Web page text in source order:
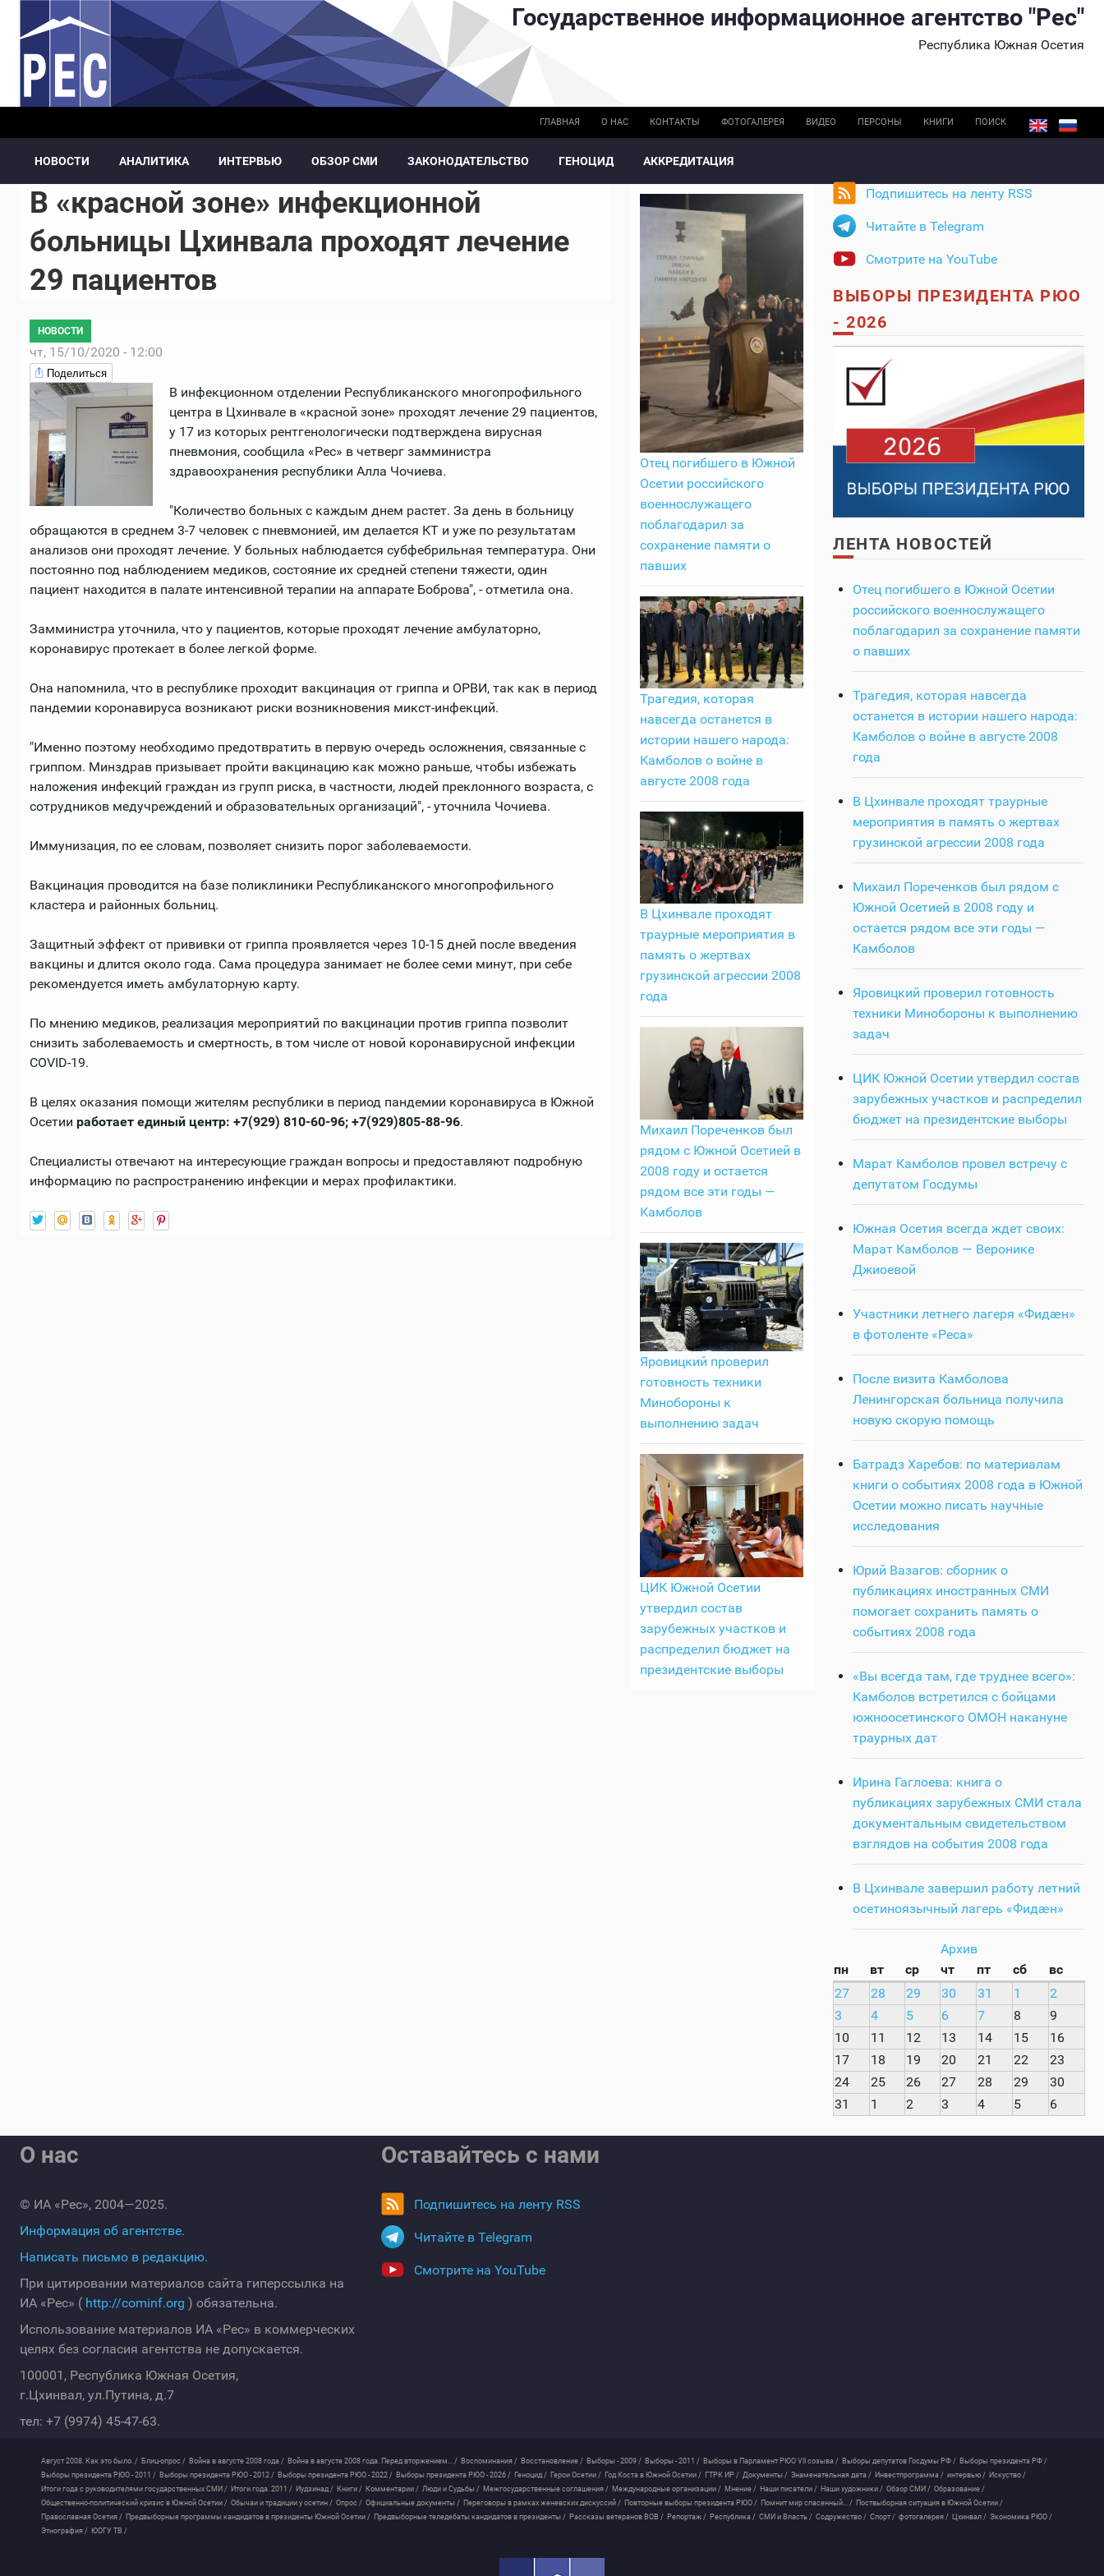
Перейти к основному содержанию Государственное информационное агентство "Рес"
Республика Южная Осетия
ГЛАВНАЯ О НАС КОНТАКТЫ ФОТОГАЛЕРЕЯ ВИДЕО ПЕРСОНЫ КНИГИ ПОИСК
НОВОСТИ АНАЛИТИКА ИНТЕРВЬЮ ОБЗОР СМИ ЗАКОНОДАТЕЛЬСТВО ГЕНОЦИД АККРЕДИТАЦИЯ
В «красной зоне» инфекционной
больницы Цхинвала проходят лечение
29 пациентов
НОВОСТИ
чт, 15/10/2020 - 12:00
Поделиться
В инфекционном отделении Республиканского многопрофильного
центра в Цхинвале в «красной зоне» проходят лечение 29 пациентов,
у 17 из которых рентгенологически подтверждена вирусная
пневмония, сообщила «Рес» в четверг замминистра
здравоохранения республики Алла Чочиева.
"Количество больных с каждым днем растет. За день в больницу
обращаются в среднем 3-7 человек с пневмонией, им делается КТ и уже по результатам
анализов они проходят лечение. У больных наблюдается субфебрильная температура. Они
постоянно под наблюдением медиков, состояние их средней степени тяжести, один
пациент находится в палате интенсивной терапии на аппарате Боброва", - отметила она.
Замминистра уточнила, что у пациентов, которые проходят лечение амбулаторно,
коронавирус протекает в более легкой форме.
Она напомнила, что в республике проходит вакцинация от гриппа и ОРВИ, так как в период
пандемии коронавируса возникают риски возникновения микст-инфекций.
"Именно поэтому необходимо предотвратить в первую очередь осложнения, связанные с
гриппом. Минздрав призывает пройти вакцинацию как можно раньше, чтобы избежать
наложения инфекций граждан из групп риска, в частности, людей преклонного возраста, с
сотрудников медучреждений и образовательных организаций", - уточнила Чочиева.
Иммунизация, по ее словам, позволяет снизить порог заболеваемости.
Вакцинация проводится на базе поликлиники Республиканского многопрофильного
кластера и районных больниц.
Защитный эффект от прививки от гриппа проявляется через 10-15 дней после введения
вакцины и длится около года. Сама процедура занимает не более семи минут, при себе
рекомендуется иметь амбулаторную карту.
По мнению медиков, реализация мероприятий по вакцинации против гриппа позволит
снизить заболеваемость и смертность, в том числе от новой коронавирусной инфекции
COVID-19.
В целях оказания помощи жителям республики в период пандемии коронавируса в Южной
Осетии работает единый центр: +7(929) 810-60-96; +7(929)805-88-96.
Специалисты отвечают на интересующие граждан вопросы и предоставляют подробную
информацию по распространению инфекции и мерах профилактики.
Отец погибшего в Южной
Осетии российского
военнослужащего
поблагодарил за
сохранение памяти о
павших
Трагедия, которая
навсегда останется в
истории нашего народа:
Камболов о войне в
августе 2008 года
В Цхинвале проходят
траурные мероприятия в
память о жертвах
грузинской агрессии 2008
года
Михаил Пореченков был
рядом с Южной Осетией в
2008 году и остается
рядом все эти годы —
Камболов
Яровицкий проверил
готовность техники
Минобороны к
выполнению задач
ЦИК Южной Осетии
утвердил состав
зарубежных участков и
распределил бюджет на
президентские выборы
Подпишитесь на ленту RSS
Читайте в Telegram
Смотрите на YouTube
ВЫБОРЫ ПРЕЗИДЕНТА РЮО
- 2026
ЛЕНТА НОВОСТЕЙ
Отец погибшего в Южной Осетии
российского военнослужащего
поблагодарил за сохранение памяти
о павших
Трагедия, которая навсегда
останется в истории нашего народа:
Камболов о войне в августе 2008
года
В Цхинвале проходят траурные
мероприятия в память о жертвах
грузинской агрессии 2008 года
Михаил Пореченков был рядом с
Южной Осетией в 2008 году и
остается рядом все эти годы —
Камболов
Яровицкий проверил готовность
техники Минобороны к выполнению
задач
ЦИК Южной Осетии утвердил состав
зарубежных участков и распределил
бюджет на президентские выборы
Марат Камболов провел встречу с
депутатом Госдумы
Южная Осетия всегда ждет своих:
Марат Камболов — Веронике
Джиоевой
Участники летнего лагеря «Фидӕн»
в фотоленте «Реса»
После визита Камболова
Ленингорская больница получила
новую скорую помощь
Батрадз Харебов: по материалам
книги о событиях 2008 года в Южной
Осетии можно писать научные
исследования
Юрий Вазагов: сборник о
публикациях иностранных СМИ
помогает сохранить память о
событиях 2008 года
«Вы всегда там, где труднее всего»:
Камболов встретился с бойцами
южноосетинского ОМОН накануне
траурных дат
Ирина Гаглоева: книга о
публикациях зарубежных СМИ стала
документальным свидетельством
взглядов на события 2008 года
В Цхинвале завершил работу летний
осетиноязычный лагерь «Фидӕн»
Архив
пн
вт ср чт пт сб
вс
27
28 29 30 31 1
2
3
4 5 6 7 8
9
10
11 12 13 14 15
16
17
18 19 20 21 22
23
24
25 26 27 28 29
30
31
1 2 3 4 5 6
О нас
© ИА «Рес», 2004—2025.
Информация об агентстве.
Написать письмо в редакцию.
При цитировании материалов сайта гиперссылка на
ИА «Рес» ( http://cominf.org ) обязательна.
Использование материалов ИА «Рес» в коммерческих
целях без согласия агентства не допускается.
100001, Республика Южная Осетия,
г.Цхинвал, ул.Путина, д.7
тел: +7 (9974) 45-47-63.
Оставайтесь с нами
Подпишитесь на ленту RSS
Читайте в Telegram
Смотрите на YouTube
Август 2008. Как это было. / Блиц-опрос / Война в августе 2008 года / Война в августе 2008 года. Перед вторжением... / Воспоминания / Восстановление / Выборы - 2009 / Выборы - 2011 / Выборы в Парламент РЮО VII созыва / Выборы депутатов Госдумы РФ / Выборы президента РФ /
Выборы президента РЮО - 2011 / Выборы президента РЮО - 2012 / Выборы президента РЮО - 2022 / Выборы президента РЮО - 2026 / Геноцид / Герои Осетии / Год Коста в Южной Осетии / ГТРК ИР / Документы / Знаменательная дата / Инвестпрограмма / интервью / Искуство /
Итоги года с руководителями государственных СМИ / Итоги года. 2011 / Иудзинад / Книги / Комментарии / Люди и Судьбы / Межгосударственные соглашения / Международные организации / Мнение / Наши писатели / Наши художники / Обзор СМИ / Образование /
Общественно-политический кризис в Южной Осетии / Обычаи и традиции у осетин / Опрос / Официальные документы / Переговоры в рамках женевских дискуссий / Повторные выборы президента РЮО / Помнит мир спасенный... / Поствыборная ситуация в Южной Осетии /
Православная Осетия / Предвыборные программы кандидатов в президенты Южной Осетии / Предвыборные теледебаты кандидатов в президенты / Рассказы ветеранов ВОВ / Репортаж / Республика / СМИ и Власть / Содружество / Спорт / фотогалерея / Цхинвал / Экономика РЮО /
Этнография / ЮОГУ ТВ /